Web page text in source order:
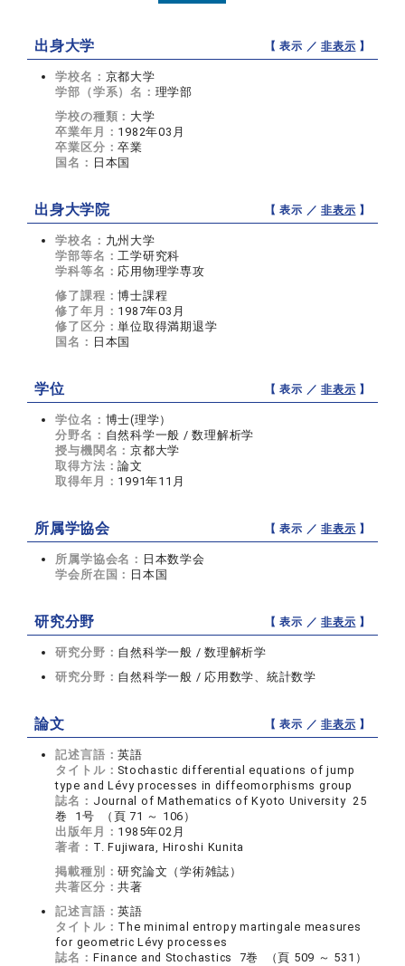
出身大学 【 表示 ／非表示 】
学校名： 京都大学
学部（学系）名： 理学部
学校の種類： 大学
卒業年月： 1982年03月
卒業区分：卒業
国名： 日本国
出身大学院 【 表示 ／非表示 】
学校名： 九州大学
学部等名：工学研究科
学科等名： 応用物理学専攻
修了課程：博士課程
修了年月： 1987年03月
修了区分：単位取得満期退学
国名： 日本国
学位 【 表示 ／非表示 】
学位名： 博士(理学）
分野名： 自然科学一般 / 数理解析学
授与機関名：京都大学
取得方法：論文
取得年月： 1991年11月
所属学協会 【 表示 ／非表示 】
所属学協会名： 日本数学会
学会所在国： 日本国
研究分野 【 表示 ／非表示 】
研究分野： 自然科学一般 / 数理解析学
研究分野： 自然科学一般 / 応用数学、統計数学
論文 【 表示 ／非表示 】
記述言語：英語
タイトル： Stochastic differential equations of jump
type and Lévy processes in diffeomorphisms group
誌名： Journal of Mathematics of Kyoto University 25
巻 1号 （頁 71 ～ 106）
出版年月： 1985年02月
著者： T. Fujiwara, Hiroshi Kunita
掲載種別：研究論文（学術雑誌）
共著区分：共著
記述言語：英語
タイトル： The minimal entropy martingale measures
for geometric Lévy processes
誌名： Finance and Stochastics 7巻 （頁 509 ～ 531）